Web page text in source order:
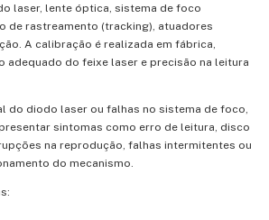
laser, lente óptica, sistema de foco
de rastreamento (tracking), atuadores
A calibração é realizada em fábrica,
adequado do feixe laser e precisão na leitura
do diodo laser ou falhas no sistema de foco,
sintomas como erro de leitura, disco
na reprodução, falhas intermitentes ou
do mecanismo.